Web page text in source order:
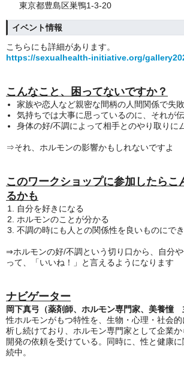
東京都豊島区巣鴨1-3-20
イベント情報
こちらにも詳細があります。
https://sexualhealth-initiative.org/
こんなこと、困ってないですか？
家族や恋人など親密な間柄の人間関係で失
気持ちでは大事に思っているのに、それが
身体の好/不調によって相手とのやり取りに
⇒それ、ホルモンの影響かもしれないですよ
このワークショップに参加したらこ
るかも
自分を好きになる
ホルモンのことが分かる
不調の時にも人との関係性を良いものにで
⇒ホルモンの好/不調という切り口から、自分
って、「いいね！」と言えるようになります
ナビゲーター
岡下真弓 （薬剤師、 ホルモン専門家、 美養憧
性ホルモンがもつ特性を、生物・心理・社会
析し続けており、ホルモン専門家として企業
開発の依頼を受けている。同時に、性と健康
続中。